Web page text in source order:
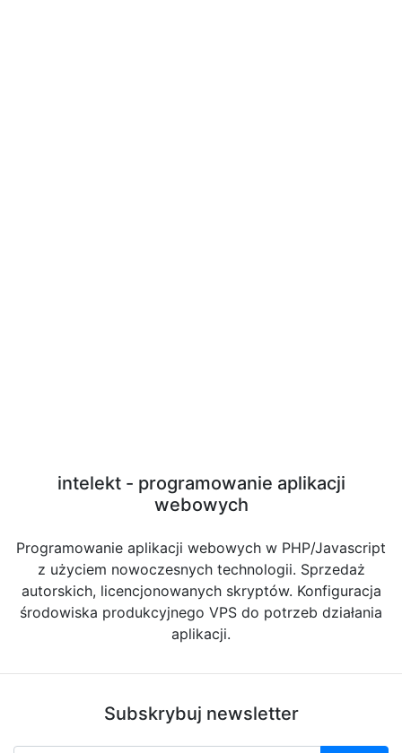
intelekt - programowanie aplikacji
webowych
Programowanie aplikacji webowych w PHP/Javascript
z użyciem nowoczesnych technologii. Sprzedaż
autorskich, licencjonowanych skryptów. Konfiguracja
środowiska produkcyjnego VPS do potrzeb działania
aplikacji.
Subskrybuj newsletter